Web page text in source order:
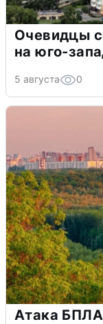
Очевидцы
на юго-
5 августа 0
Атака